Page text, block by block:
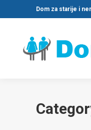
Dom za starije i